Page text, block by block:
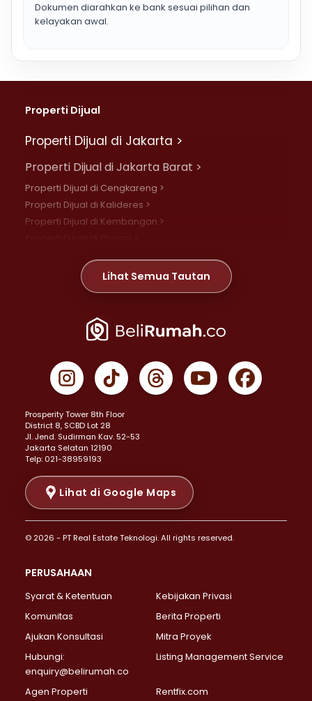
Dokumen diarahkan ke bank sesuai pilihan dan
kelayakan awal.
Properti Dijual
Properti Dijual di Jakarta >
Properti Dijual di Jakarta Barat >
Properti Dijual di Cengkareng >
Properti Dijual di Kalideres >
Properti Dijual di Kembangan >
Properti Dijual di Meruya >
Properti Dijual di Jelambar >
Properti Dijual di Jakarta Pusat >
Properti Dijual di Gambir >
Properti Dijual di Johar Baru >
Properti Dijual di Menteng >
Properti Dijual di Senen >
Properti Dijual di Tanah Abang >
Properti Dijual di Cikini >
Properti Dijual di Kramat >
Properti Dijual di Pasar Baru >
Properti Dijual di Bendungan Hilir >
Properti Dijual di Jakarta Selatan >
Properti Dijual di Lebak Bulus >
Properti Dijual di Gandaria Selatan >
Properti Dijual di Pondok Labu >
Properti Dijual di Lenteng Agung >
Properti Dijual di Senayan >
Properti Dijual di Pondok Pinang >
Lihat Semua Tautan
Prosperity Tower 8th Floor
District 8, SCBD Lot 28
JI. Jend. Sudirman Kav. 52-53
Jakarta Selatan 12190
Telp: 021-38959193
Lihat di Google Maps
© 2026 - PT Real Estate Teknologi. All rights reserved.
PERUSAHAAN
Syarat & Ketentuan
Kebijakan Privasi
Komunitas
Berita Properti
Ajukan Konsultasi
Mitra Proyek
Hubungi:
enquiry@belirumah.co
Listing Management Service
Agen Properti Rentfix.com